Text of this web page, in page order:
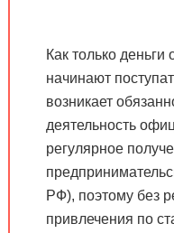
Как только деньги
начинают
возникает
деятельность
регулярное
РФ), поэтому без
привлечения по